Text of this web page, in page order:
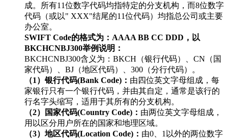
成。所有11位数字代码均指特定的分支机构，而8位数字
代码（或以" XXX"结尾的11位代码）均指总公司或主要
办公室。
SWIFT Code的格式为：AAAA BB CC DDD，以
BKCHCNBJ300举例说明：
BKCHCNBJ300含义为：BKCH（银行代码）、CN（国
家代码）、BJ（地区代码）、300（分行代码）。
（1）银行代码(Bank Code)： 由四位英文字母组成，每
家银行只有一个银行代码，并由其自定，通常是该行的
行名字头缩写，适用于其所有的分支机构。
（2）国家代码(Country Code)： 由两位英文字母组成，
用以区分用户所在的国家和地理区域。
（3）地区代码(Location Code)： 由0、1以外的两位数字